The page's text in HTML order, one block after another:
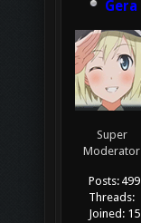
Gera
Super
Moderator
Posts: 499
Threads:
15
Joined: